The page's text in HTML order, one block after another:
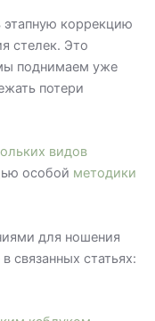
коррекцию
стелек. Это
поднимаем уже
потери
видов
особой методики
для ношения
связанных статьях: